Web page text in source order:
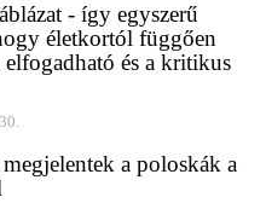
- így egyszerű
életkortól függően
és a kritikus
a poloskák a